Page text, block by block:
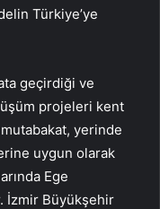
Türkiye’ye
geçirdiği ve
projeleri kent
yerinde
uygun olarak
Ege
İzmir Büyükşehir